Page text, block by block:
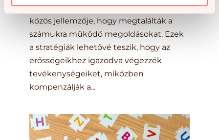
módszerek A sikeres diszlexiás emberek
közös jellemzője, hogy megtalálták a
számukra működő megoldásokat. Ezek
a stratégiák lehetővé teszik, hogy az
erősségeikhez igazodva végezzék
tevékenységeiket, miközben
kompenzálják a...